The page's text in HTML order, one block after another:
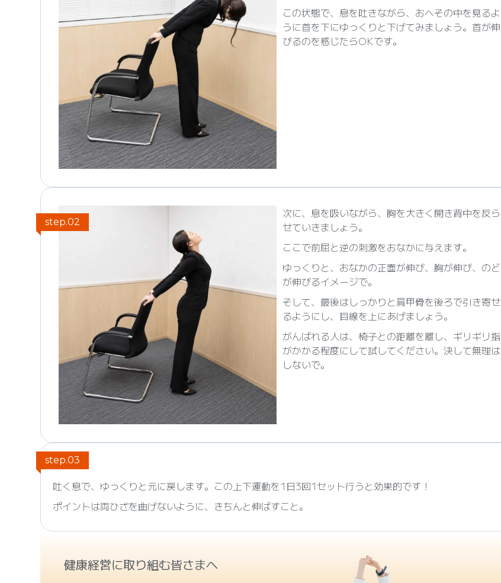
この状態で、息を吐きながら、おへその中を見るよ
うに首を下にゆっくりと下げてみましょう。首が伸
びるのを感じたらOKです。
step.02
次に、息を吸いながら、胸を大きく開き背中を反ら
せていきましょう。
ここで前屈と逆の刺激をおなかに与えます。
ゆっくりと、おなかの正面が伸び、胸が伸び、のど
が伸びるイメージで。
そして、最後はしっかりと肩甲骨を後ろで引き寄せ
るようにし、目線を上にあげましょう。
がんばれる人は、椅子との距離を離し、ギリギリ指
がかかる程度にして試してください。決して無理は
しないで。
step.03
吐く息で、ゆっくりと元に戻します。この上下運動を1日3回1セット行うと効果的です！
ポイントは両ひざを曲げないように、きちんと伸ばすこと。
健康経営に取り組む皆さまへ